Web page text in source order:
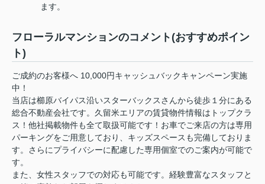
ます。
フローラルマンションのコメント(おすすめポイン
ト)
ご成約のお客様へ 10,000円キャッシュバックキャンペーン実施
中！
当店は櫛原バイパス沿いスターバックスさんから徒歩１分にある
総合不動産会社です。久留米エリアの賃貸物件情報はトップクラ
ス！他社掲載物件も全て取扱可能です！お車でご来店の方は専用
パーキングをご用意しており、キッズスペースも完備しておりま
す。さらにプライバシーに配慮した専用個室でのご案内が可能で
す。
また、女性スタッフでの対応も可能です。経験豊富なスタッフと